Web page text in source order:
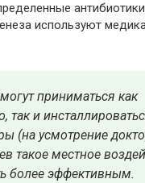
используют
приниматься как
так и
(на усмотрение
такое местное
более эффективным.